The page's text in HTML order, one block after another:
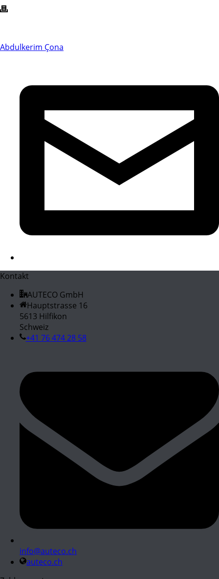
Abdulkerim Çona
Kontakt
AUTECO GmbH
Hauptstrasse 16
5613 Hilfikon
Schweiz
+41 76 474 28 58
info@auteco.ch
auteco.ch